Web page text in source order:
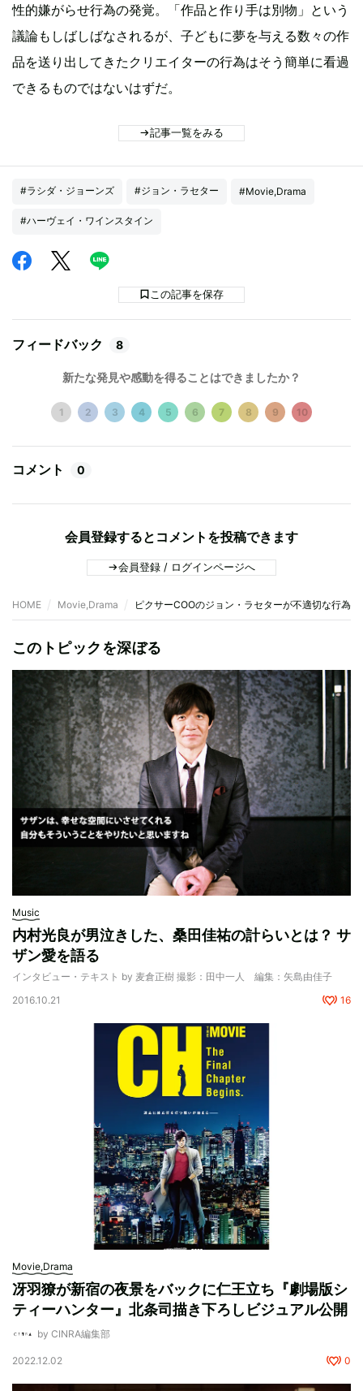
性的嫌がらせ行為の発覚。「作品と作り手は別物」という
議論もしばしばなされるが、子どもに夢を与える数々の作
品を送り出してきたクリエイターの行為はそう簡単に看過
できるものではないはずだ。
記事一覧をみる
#ラシダ・ジョーンズ #ジョン・ラセター #Movie,Drama
#ハーヴェイ・ワインスタイン
この記事を保存
フィードバック 8
新たな発見や感動を得ることはできましたか？
1 2 3 4 5 6 7 8 9 10
コメント 0
会員登録するとコメントを投稿できます
会員登録 / ログインページへ
HOME Movie,Drama ピクサーCOOのジョン・ラセターが不適切な行為
このトピックを深ぼる
Music
内村光良が男泣きした、桑田佳祐の計らいとは？ サ
ザン愛を語る
インタビュー・テキスト by 麦倉正樹 撮影：田中一人 編集：矢島由佳子
2016.10.21
16
Movie,Drama
冴羽獠が新宿の夜景をバックに仁王立ち『劇場版シ
ティーハンター』北条司描き下ろしビジュアル公開
by CINRA編集部
2022.12.02 0